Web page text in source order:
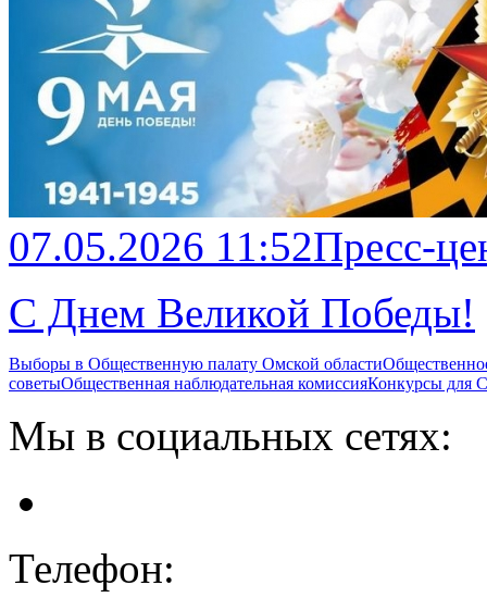
07.05.2026 11:52Пресс-
С Днем Великой Победы!
Выборы в Общественную палату Омской области
советыОбщественная наблюдательная комиссияКонкурсы
Мы в социальных сетях:
Телефон: